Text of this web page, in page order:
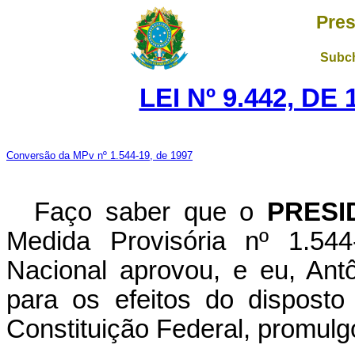
LEI Nº 9.442, DE
Conversão da MPv nº 1.544-19, de 1997
Faço saber que o
Medida Provisória nº
Nacional aprovou, e eu,
para os efeitos do
Constituição Federal,